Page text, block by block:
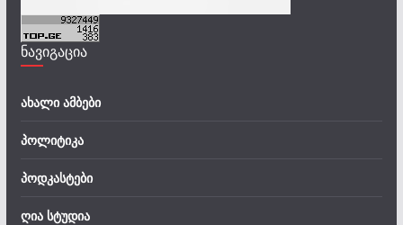
ნავიგაცია
ახალი ამბები
პოლიტიკა
პოდკასტები
ღია სტუდია